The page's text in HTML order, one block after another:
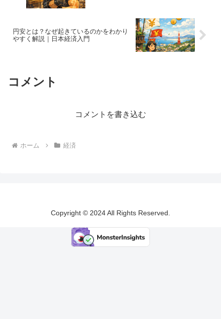
円安とは？なぜ起きているのかをわかり
やすく解説｜日本経済入門
コメント
コメントを書き込む
ホーム 経済
Copyright © 2024 All Rights Reserved.